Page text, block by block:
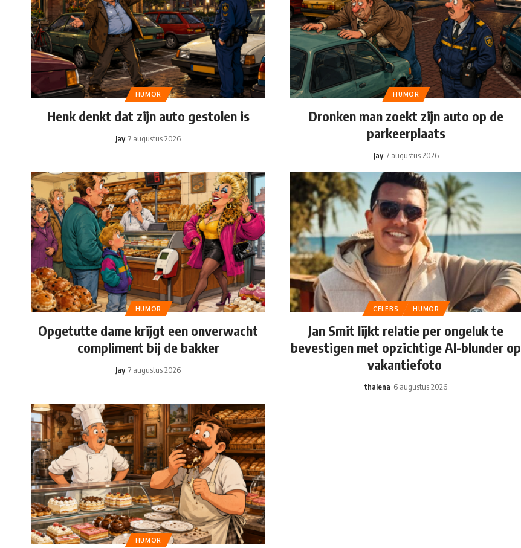
HUMOR
Henk denkt dat zijn auto gestolen is
Jay 7 augustus 2026
HUMOR
Dronken man zoekt zijn auto op de
parkeerplaats
Jay 7 augustus 2026
HUMOR
Opgetutte dame krijgt een onverwacht
compliment bij de bakker
Jay 7 augustus 2026
CELEBS HUMOR
Jan Smit lijkt relatie per ongeluk te
bevestigen met opzichtige AI-blunder op
vakantiefoto
thalena 6 augustus 2026
HUMOR